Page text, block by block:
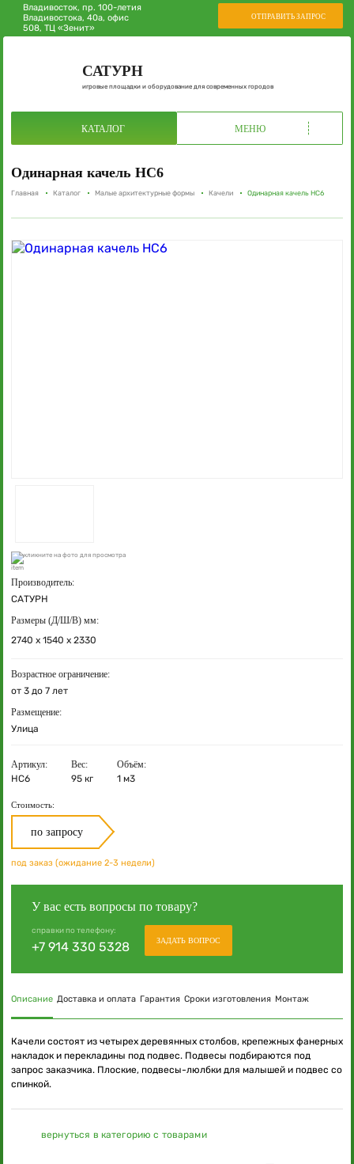
Владивосток, пр. 100-летия
Владивостока, 40а, офис
508, ТЦ «Зенит»
ОТПРАВИТЬ ЗАПРОС
САТУРН
игровые площадки и оборудование для современных городов
КАТАЛОГ МЕНЮ
Одинарная качель НС6
Главная Каталог Малые архитектурные формы Качели Одинарная качель НС6
кликните на фото для просмотра
Производитель:
САТУРН
Размеры (Д/Ш/В) мм:
2740 х 1540 х 2330
Возрастное ограничение:
от 3 до 7 лет
Размещение:
Улица
Артикул:
НС6
Вес:
95 кг
Объём:
1 м3
Стоимость:
по запросу
под заказ (ожидание 2-3 недели)
У вас есть вопросы по товару?
справки по телефону:
+7 914 330 5328 ЗАДАТЬ ВОПРОС
Описание Доставка и оплата Гарантия Сроки изготовления Монтаж
Качели состоят из четырех деревянных столбов, крепежных фанерных
накладок и перекладины под подвес. Подвесы подбираются под
запрос заказчика. Плоские, подвесы-люлбки для малышей и подвес со
спинкой.
вернуться в категорию с товарами